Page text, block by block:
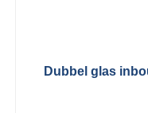
Dubbel glas